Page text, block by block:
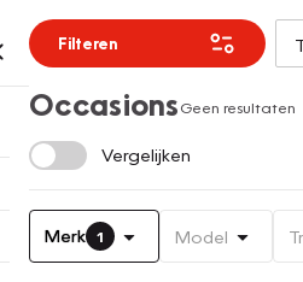
Filteren
OccasionsGeen resultaten
Vergelijken
Merk 1 Model